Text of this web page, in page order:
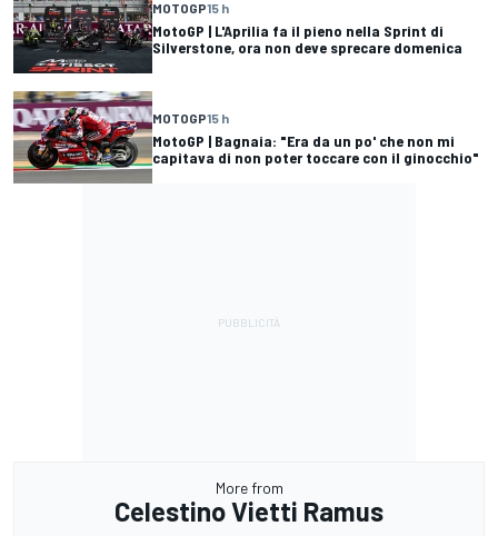
MOTOGP15 h
MotoGP | L'Aprilia fa il pieno nella Sprint di
Silverstone, ora non deve sprecare domenica
MOTOGP15 h
MotoGP | Bagnaia: "Era da un po' che non mi
capitava di non poter toccare con il ginocchio"
More from
Celestino Vietti Ramus